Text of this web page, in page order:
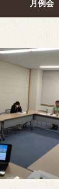
月例会